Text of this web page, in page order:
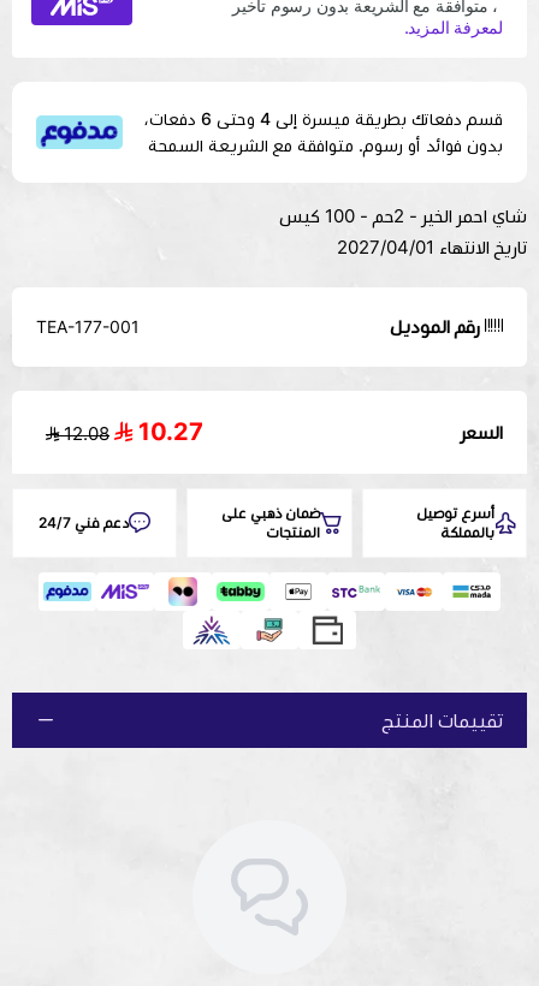
قسم دفعاتك بطريقة ميسرة إلى 4 وحتى 6 دفعات،
بدون فوائد أو رسوم. متوافقة مع الشريعة السمحة
شاي احمر الخير - 2حم - 100 كيس
تاريخ الانتهاء 2027/04/01
رقم الموديل TEA-177-001
السعر 10.27
12.08
أسرع توصيل
بالمملكة
ضمان ذهبي على
المنتجات
دعم فني 24/7
تقييمات المنتج